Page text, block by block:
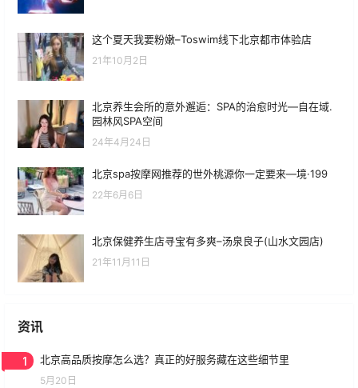
这个夏天我要粉嫩–Toswim线下北京都市体验店
21年10月2日
北京养生会所的意外邂逅：SPA的治愈时光—自在域.
园林风SPA空间
24年4月24日
北京spa按摩网推荐的世外桃源你一定要来—境·199
22年6月6日
北京保健养生店寻宝有多爽–汤泉良子(山水文园店)
21年11月11日
资讯
1 北京高品质按摩怎么选？真正的好服务藏在这些细节里
5月20日